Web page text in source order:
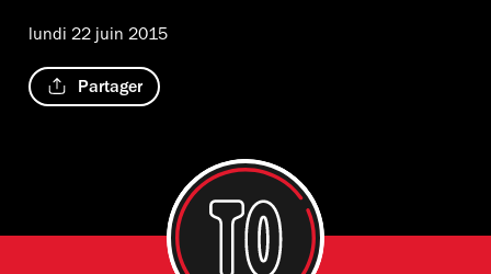
lundi 22 juin 2015
Partager